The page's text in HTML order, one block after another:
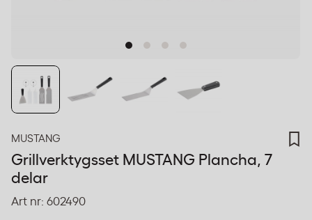
MUSTANG
Grillverktygsset MUSTANG Plancha, 7
delar
Art nr: 602490